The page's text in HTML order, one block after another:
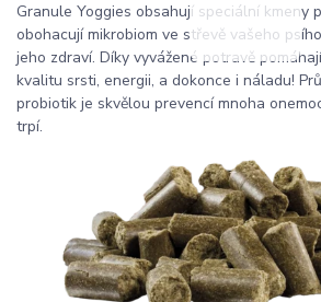
Granule Yoggies obsahují speciální kmeny
obohacují mikrobiom ve střevě vašeho
jeho zdraví. Díky vyvážené potravě
kvalitu srsti, energii, a dokonce i náladu!
probiotik je skvělou prevencí mnoha
trpí.